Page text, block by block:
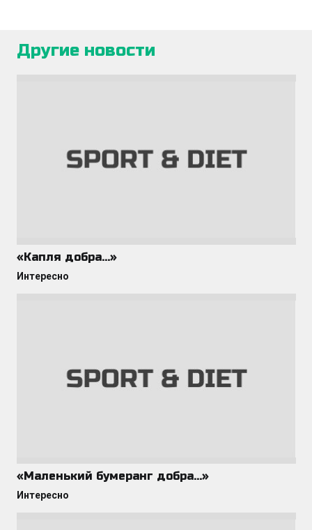
Другие новости
«Капля добра…»
Интересно
«Маленький бумеранг добра…»
Интересно